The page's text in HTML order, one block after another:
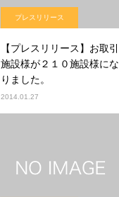
プレスリリース
【プレスリリース】お取引
施設様が２１０施設様にな
りました。
2014.01.27